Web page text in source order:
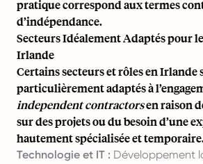
pratique correspond aux termes
d’indépendance.
Secteurs Idéalement Adaptés pour
Irlande
Certains secteurs et rôles en Irlande
particulièrement adaptés à
independent contractorsen raison
sur des projets ou du besoin d’une
hautement spécialisée et
Technologie et IT : Développement